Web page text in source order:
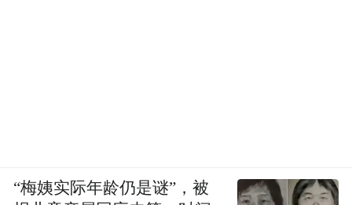
“梅姨实际年龄仍是谜”，被